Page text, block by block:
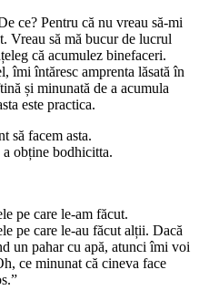
ce? Pentru că nu vreau să-mi
Vreau să mă bucur de lucrul
că acumulez binefaceri.
îmi întăresc amprenta lăsată în
și minunată de a acumula
este practica.
să facem asta.
a obține bodhicitta.
pe care le-am făcut.
pe care le-au făcut alții. Dacă
un pahar cu apă, atunci îmi voi
ce minunat că cineva face